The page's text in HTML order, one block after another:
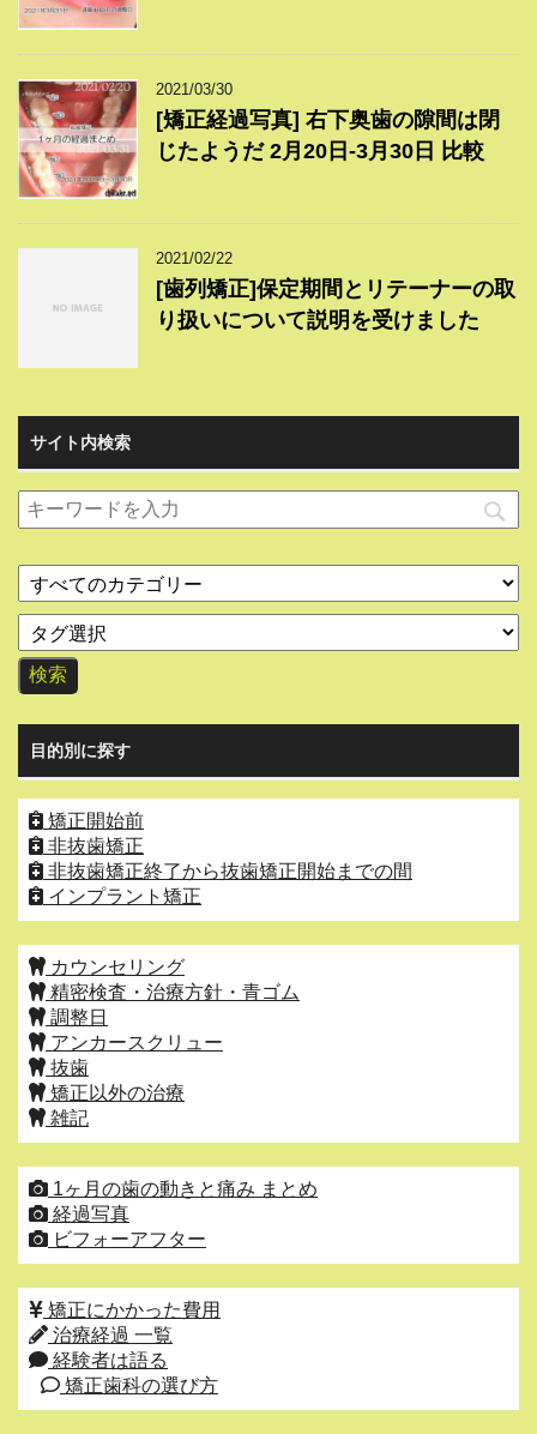
2021/03/30
[矯正経過写真] 右下奥歯の隙間は閉
じたようだ 2月20日-3月30日 比較
2021/02/22
[歯列矯正]保定期間とリテーナーの取
り扱いについて説明を受けました
サイト内検索
目的別に探す
矯正開始前
非抜歯矯正
非抜歯矯正終了から抜歯矯正開始までの間
インプラント矯正
カウンセリング
精密検査・治療方針・青ゴム
調整日
アンカースクリュー
抜歯
矯正以外の治療
雑記
1ヶ月の歯の動きと痛み まとめ
経過写真
ビフォーアフター
矯正にかかった費用
治療経過 一覧
経験者は語る
矯正歯科の選び方